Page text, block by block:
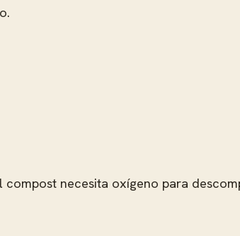
necesita oxígeno para